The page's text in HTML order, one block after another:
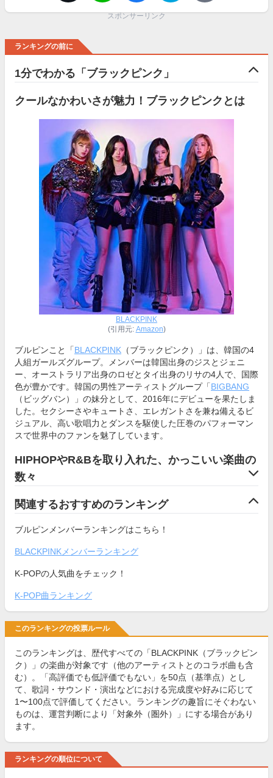
スポンサーリンク
ランキングの前に
1分でわかる「ブラックピンク」
クールなかわいさが魅力！ブラックピンクとは
BLACKPINK
(引用元: Amazon)
ブルピンこと「BLACKPINK （ブラックピンク）」は、韓国の4
人組ガールズグループ。メンバーは韓国出身のジスとジェニ
ー、オーストラリア出身のロゼとタイ出身のリサの4人で、国際
色が豊かです。韓国の男性アーティストグループ「BIGBANG
（ビッグバン）」の妹分として、2016年にデビューを果たしま
した。セクシーさやキュートさ、エレガントさを兼ね備えるビ
ジュアル、高い歌唱力とダンスを駆使した圧巻のパフォーマン
スで世界中のファンを魅了しています。
HIPHOPやR&Bを取り入れた、かっこいい楽曲の
数々
関連するおすすめのランキング
ブルピンメンバーランキングはこちら！
BLACKPINKメンバーランキング
K-POPの人気曲をチェック！
K-POP曲ランキング
このランキングの投票ルール
このランキングは、歴代すべての「BLACKPINK（ブラックピン
ク）」の楽曲が対象です（他のアーティストとのコラボ曲も含
む）。「高評価でも低評価でもない」を50点（基準点）とし
て、歌詞・サウンド・演出などにおける完成度や好みに応じて
1〜100点で評価してください。ランキングの趣旨にそぐわない
ものは、運営判断により「対象外（圏外）」にする場合があり
ます。
ランキングの順位について